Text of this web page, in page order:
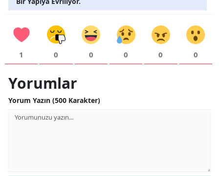
1 0 0 0 0 0
Yorumlar
Yorum Yazın (500 Karakter)